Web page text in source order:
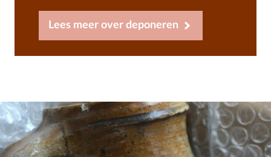
Lees meer over deponeren